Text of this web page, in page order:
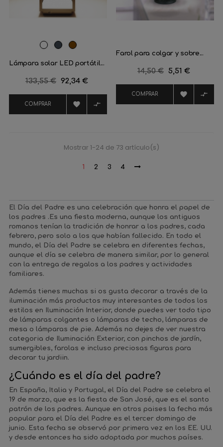
BlancoNegroCorten
Lámpara solar LED portátil...
Precio
133,55 € Precio
92,34 €
COMPRAR  
Farol para colgar y sobre...
Precio
14,50 € Precio
5,51 €
COMPRAR  
Mostrar 1-24 de 73 artículo(s)
1 2 3 4
El Día del Padre es una celebración que honra el papel de
los padres .Es una fiesta moderna, aunque los antiguos
romanos tenían la tradición de honrar a los padres, cada
febrero, pero solo a los que habían fallecido. En todo el
mundo, el Día del Padre se celebra en diferentes fechas,
aunque el día se celebra de manera similar, por lo general
con la entrega de regalos a los padres y actividades
familiares.
Además tienes muchas si os gusta decorar a través de la
iluminación más productos muy interesantes de todos los
estilos en Iluminación Interior, donde puedes ver todo tipo
de lámparas colgantes o lámparas de techo, lámparas de
mesa o lámparas de pie. Además no dejes de ver nuestra
categoria de Iluminación Exterior, con pinchos de jardín,
sumergibles, farolas e incluso preciosas figuras para
decorar tu jardiin.
¿Cuándo es el día del padre?
En España, Italia y Portugal, el Día del Padre se celebra el
19 de marzo, que es la fiesta de San José, que es el santo
patrón de los padres. Aunque en otros paises la fecha más
popular para el Día del Padre es el tercer domingo de
junio. Esta fecha se observó por primera vez en los EE. UU.
y desde entonces ha sido adoptada por muchos países.